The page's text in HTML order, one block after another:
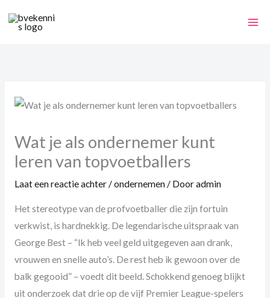
naar
Wat je als ondernemer kunt
leren van topvoetballers
Laat een reactie achter/ondernemen/ Dooradmin
Het stereotype van de profvoetballer die zijn fortuin
verkwist, is hardnekkig. De legendarische uitspraak van
George Best – “Ik heb veel geld uitgegeven aan drank,
vrouwen en snelle auto’s. De rest heb ik gewoon over de
balk gegooid” – voedt dit beeld. Schokkend genoeg blijkt
uit onderzoek dat drie op de vijf Premier League-spelers